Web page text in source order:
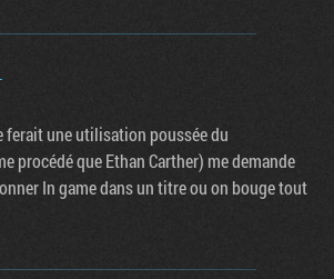
ferait une utilisation poussée du
procédé que Ethan Carther) me demande
In game dans un titre ou on bouge tout